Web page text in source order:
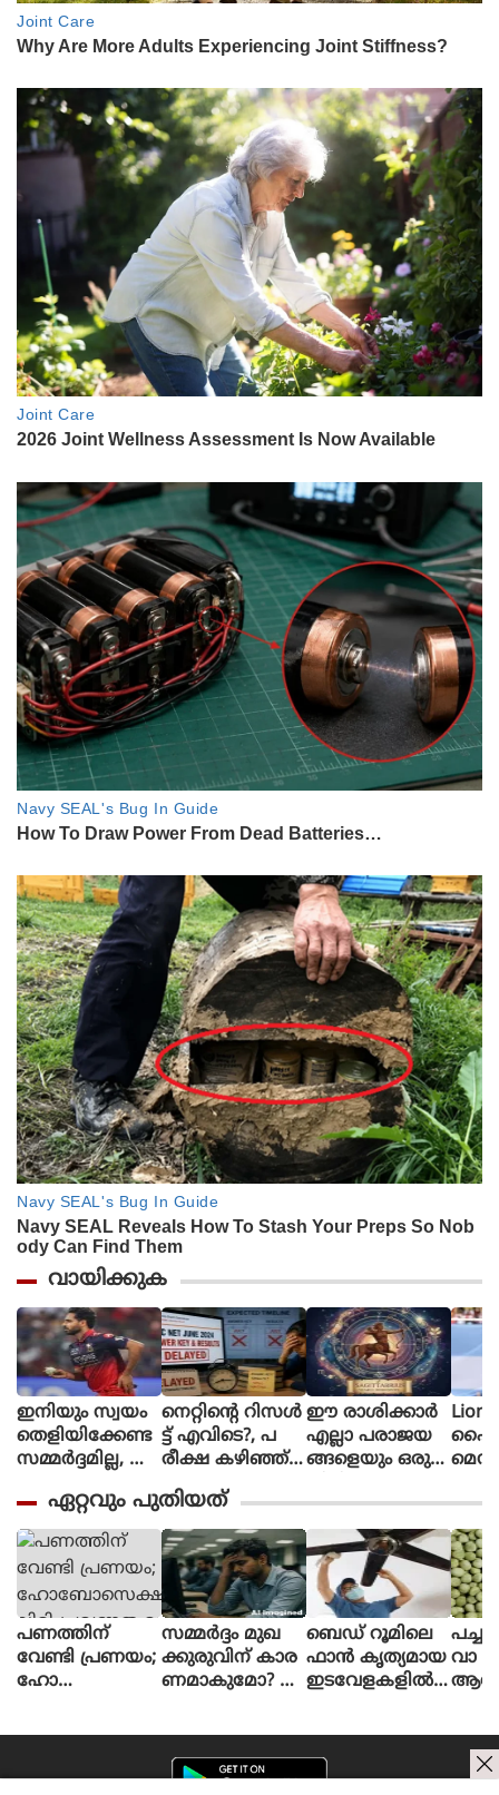
വായിക്കുക
ഇനിയും സ്വയം
തെളിയിക്കേണ്ട
സമ്മർദ്ദമില്ല, അ
ഭിച്ചാൽ സ
ന്തോഷം അത്ര
മാത്രം : ഭുവ
നേശ്വർ കുമാർ
നെറ്റിൻ്റെ റിസൾ
ട്ട് എവിടെ?, പ
രീക്ഷ കഴിഞ്ഞ്
ഒരു മാസ
മായിട്ടും ഉത്തര
സൂചിക
പോലുമില്ല, ആ
ശങ്കയിൽ
വിദ്യാർഥികൾ
ഈ രാശിക്കാര്‍
എല്ലാ പരാജയ
ങ്ങളെയും ഒരു
വാക്കി മാറ്റുന്നു
ഏറ്റവും പുതിയത്
പണത്തിന്
വേണ്ടി പ്രണയം;
ഹോ
ര്‍ദ്ധിച്ചുവരുന്നത്
സമ്മര്‍ദ്ദം മുഖ
ക്കുരുവിന് കാര
ണമാകുമോ? ച
പിന്നിലെ
ശാസ്ത്രം ഇ
ബെഡ് റൂമിലെ
ഫാൻ കൃത്യമായ
ഇടവേളകളിൽ
തി
യാക്കാറുണ്ടോ?
വാ